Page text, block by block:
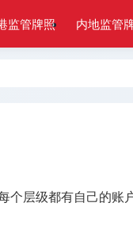
监管牌照 内地监管
个层级都有自己的